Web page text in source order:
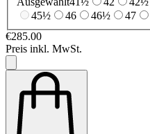
45½
46 46½ 47
€285.00
Preis inkl. MwSt.